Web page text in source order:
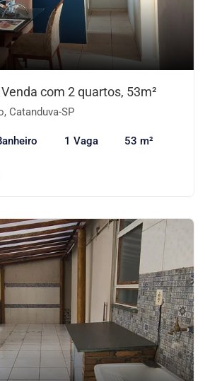
com 2 quartos, 53m²
Catanduva-SP
1 Vaga 53 m²